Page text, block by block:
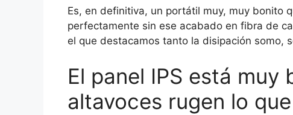
Es, en definitiva, un portátil muy, muy bonito
perfectamente sin ese acabado en fibra de
el que destacamos tanto la disipación somo,
El panel IPS está
altavoces rugen lo